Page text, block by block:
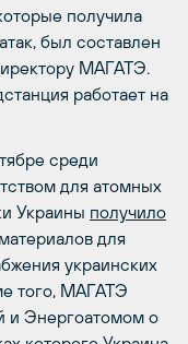
получила
был составлен
МАГАТЭ.
работает на
среди
для атомных
Украины получило
для
украинских
того, МАГАТЭ
и Энергоатомом о